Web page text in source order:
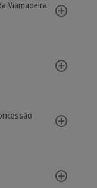
Viamadeira